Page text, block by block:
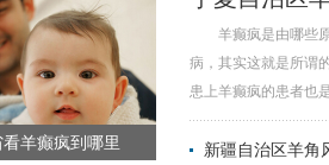
羊癫疯到哪里
羊癫疯是由哪些原
病，其实这就是所谓
患上羊癫疯的患者也
新疆自治区羊角